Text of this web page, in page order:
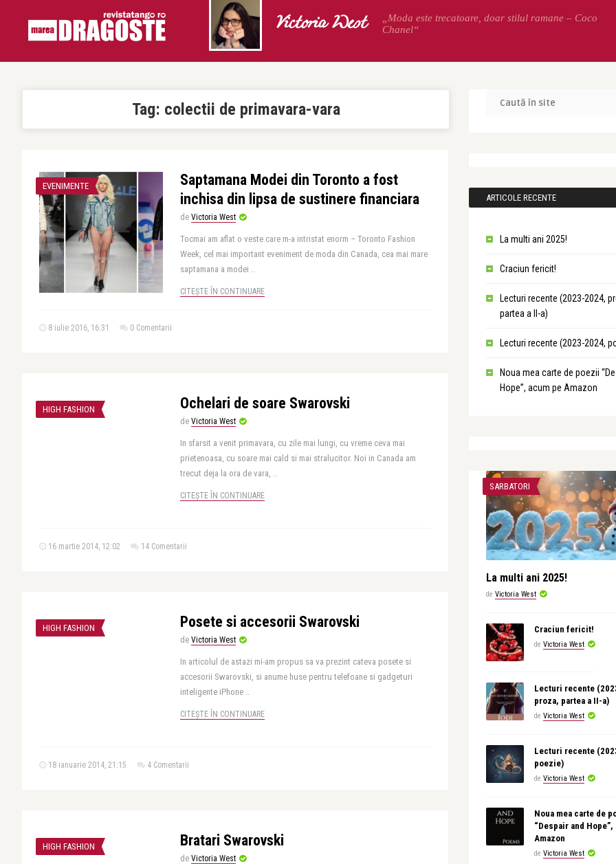
Victoria West
„Moda este trecatoare, doar stilul ramane – Coco
Chanel“
Tag: colectii de primavara-vara
EVENIMENTE
Saptamana Modei din Toronto a fost
inchisa din lipsa de sustinere financiara
de Victoria West
Tocmai am aflat o veste care m-a intristat enorm – Toronto Fashion
Week, cel mai important eveniment de moda din Canada, cea mai mare
saptamana a modei ..
CITEȘTE ÎN CONTINUARE
8 iulie 2016, 16:31 0 Comentarii
HIGH FASHION Ochelari de soare Swarovski
de Victoria West
In sfarsit a venit primavara, cu zile mai lungi, cu vreme ceva mai
prietenoasa, cu soare mai cald si mai stralucitor. Noi in Canada am
trecut deja la ora de vara, ..
CITEȘTE ÎN CONTINUARE
16 martie 2014, 12:02 14 Comentarii
HIGH FASHION Posete si accesorii Swarovski
de Victoria West
In articolul de astazi mi-am propus sa va prezint cateva posete si
accesorii Swarovski, si anume huse pentru telefoane si gadgeturi
inteligente iPhone ..
CITEȘTE ÎN CONTINUARE
18 ianuarie 2014, 21:15 4 Comentarii
HIGH FASHION Bratari Swarovski
de Victoria West
ARTICOLE RECENTE
La multi ani 2025!
Craciun fericit!
Lecturi recente (2023-2024,
partea a II-a)
Lecturi recente (2023-2024,
Noua mea carte de poezii
Hope”, acum pe Amazon
SARBATORI
La multi ani 2025!
de Victoria West
Craciun fericit!
de Victoria West
Lecturi recente
proza, partea a II-a)
de Victoria West
Lecturi recente
poezie)
de Victoria West
Noua mea carte de
“Despair and Hope”,
Amazon
de Victoria West